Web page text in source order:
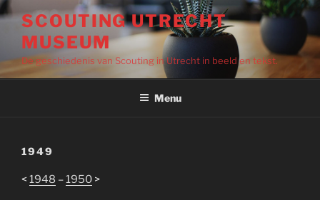
Ga
inhoud
SCOUTING UTRECHT
MUSEUM
De geschiedenis van Scouting in Utrecht in beeld en tekst.
Menu
1949
<1948 –1950 >